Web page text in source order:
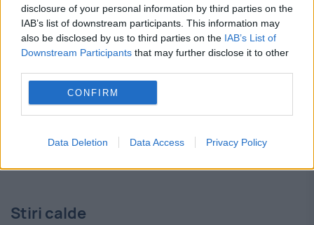
disclosure of your personal information by third parties on the
IAB’s list of downstream participants. This information may
also be disclosed by us to third parties on the IAB’s List of
Downstream Participants that may further disclose it to other
CONFIRM
Data Deletion Data Access Privacy Policy
Marius Copil, locul 164 ATP, a reușit astăzi
calificarea în turul doi al turneului de la
Madrid. Românul a trecut în 2 seturi de
Manuel Granollers, scor 6-3, 6-4.
Tenismenul...
Stiri calde